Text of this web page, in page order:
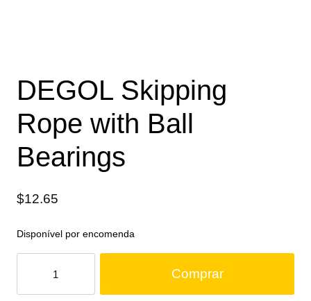
DEGOL Skipping
Rope with Ball
Bearings
$12.65
Disponível por encomenda
Comprar